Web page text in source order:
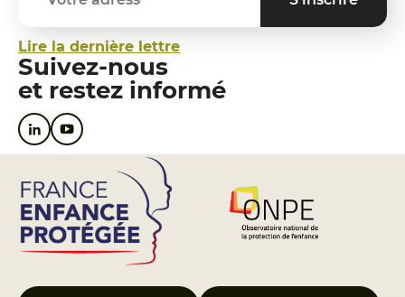
Lire la dernière lettre
Suivez-nous
et restez informé